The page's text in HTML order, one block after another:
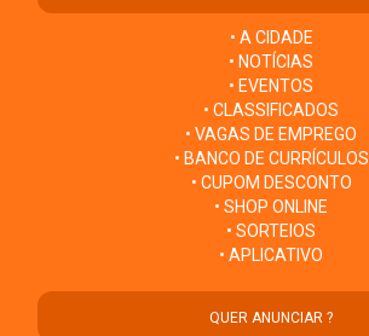
• A CIDADE
• NOTÍCIAS
• EVENTOS
• CLASSIFICADOS
• VAGAS DE EMPREGO
• BANCO DE CURRÍCULOS
• CUPOM DESCONTO
• SHOP ONLINE
• SORTEIOS
• APLICATIVO
QUER ANUNCIAR ?